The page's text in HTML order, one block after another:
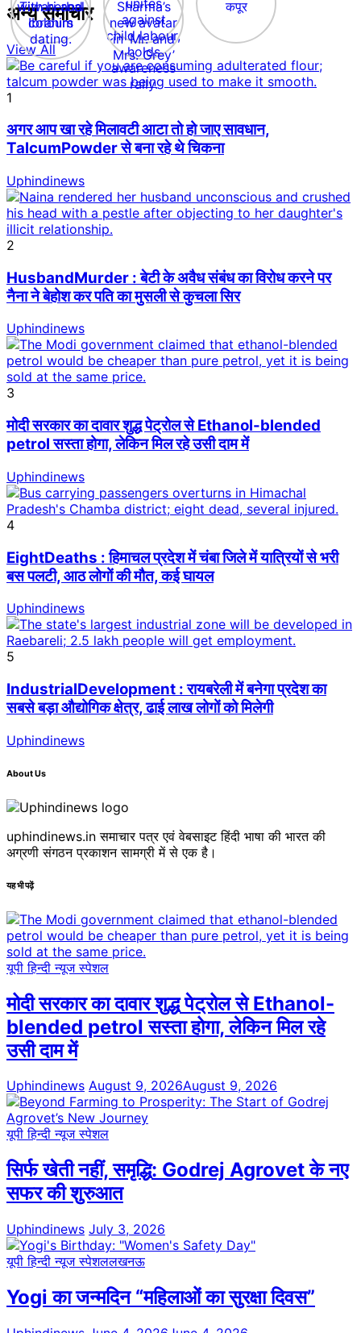
अन्य समाचार
View All
1
अगर आप खा रहे मिलावटी आटा तो हो जाए सावधान,
TalcumPowder से बना रहे थे चिकना
Uphindinews
2
HusbandMurder : बेटी के अवैध संबंध का विरोध करने पर
नैना ने बेहोश कर पति का मुसली से कुचला सिर
Uphindinews
3
मोदी सरकार का दावार शुद्ध पेट्रोल से Ethanol-blended
petrol सस्ता होगा, लेकिन मिल रहे उसी दाम में
Uphindinews
4
EightDeaths : हिमाचल प्रदेश में चंबा जिले में यात्रियों से भरी
बस पलटी, आठ लोगों की मौत, कई घायल
Uphindinews
5
IndustrialDevelopment : रायबरेली में बनेगा प्रदेश का
सबसे बड़ा औद्योगिक क्षेत्र, ढाई लाख लोगों को मिलेगी
Uphindinews
About Us
uphindinews.in समाचार पत्र एवं वेबसाइट हिंदी भाषा की भारत की
अग्रणी संगठन प्रकाशन सामग्री में से एक है।
यह भी पढ़ें
यूपी हिन्दी न्यूज स्पेशल
मोदी सरकार का दावार शुद्ध पेट्रोल से Ethanol-
blended petrol सस्ता होगा, लेकिन मिल रहे
उसी दाम में
Uphindinews August 9, 2026August 9, 2026
यूपी हिन्दी न्यूज स्पेशल
सिर्फ खेती नहीं, समृद्धि: Godrej Agrovet के नए
सफर की शुरुआत
Uphindinews July 3, 2026
यूपी हिन्दी न्यूज स्पेशललखनऊ
Yogi का जन्मदिन “महिलाओं का सुरक्षा दिवस”